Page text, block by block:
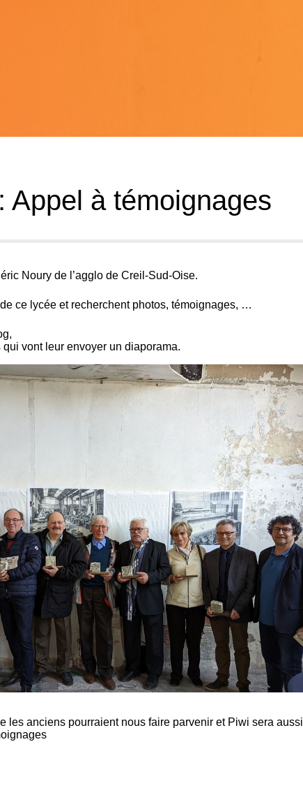
Appel à témoignages
Noury de l’agglo de Creil-Sud-Oise.
ce lycéeet recherchent photos, témoignages, …
vont leur envoyer un diaporama.
les anciens pourraient nous faire parvenir et Piwi sera aussi